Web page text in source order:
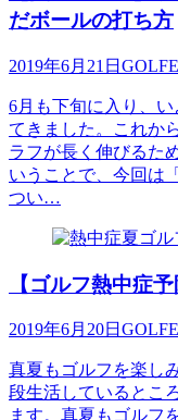
だボールの打ち方
2019年6月21日
6月も下旬に入り、
てきました。これか
ラフが長く伸びるた
いうことで、今回は
つい…
夏ゴル
【ゴルフ熱中症
2019年6月20日
真夏もゴルフを楽し
段生活しているとこ
ます。真夏もゴルフ